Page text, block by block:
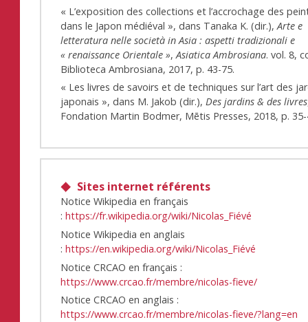
« L’exposition des collections et l’accrochage des
dans le Japon médiéval », dans Tanaka K. (dir.),Arte e
letteratura nelle società in Asia : aspetti tradizionali e
« renaissance Orientale », Asiatica Ambrosiana. vol. 8,
Biblioteca Ambrosiana, 2017, p. 43-75.
« Les livres de savoirs et de techniques sur l’art des
japonais », dans M. Jakob (dir.),Des jardins & des livres
Fondation Martin Bodmer, Mētis Presses, 2018, p.
Sites internet référents
Notice Wikipedia en français
:https://fr.wikipedia.org/wiki/Nicolas_Fiévé
Notice Wikipedia en anglais
:https://en.wikipedia.org/wiki/Nicolas_Fiévé
Notice CRCAO en français :
https://www.crcao.fr/membre/nicolas-fieve/
Notice CRCAO en anglais :
https://www.crcao.fr/membre/nicolas-fieve/?lang=en